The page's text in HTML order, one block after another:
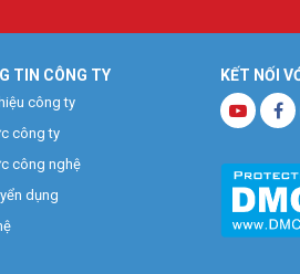
KẾT NỐI
TIN CÔNG TY
công ty
công ty
công nghệ
dụng